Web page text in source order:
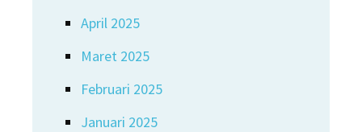
April 2025
Maret 2025
Februari 2025
Januari 2025